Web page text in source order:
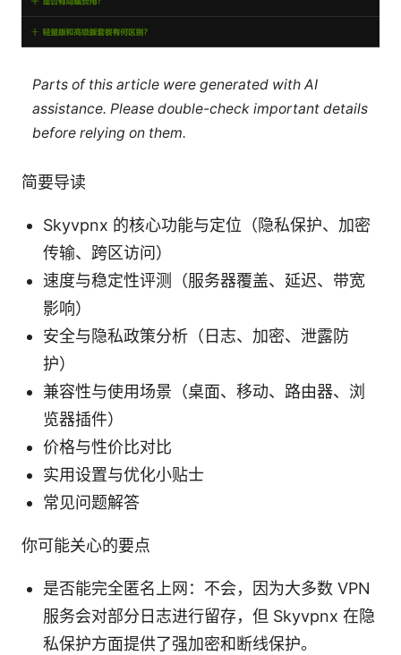
Parts of this article were generated with AI
assistance. Please double-check important details
before relying on them.
简要导读
Skyvpnx 的核心功能与定位（隐私保护、加密
传输、跨区访问）
速度与稳定性评测（服务器覆盖、延迟、带宽
影响）
安全与隐私政策分析（日志、加密、泄露防
护）
兼容性与使用场景（桌面、移动、路由器、浏
览器插件）
价格与性价比对比
实用设置与优化小贴士
常见问题解答
你可能关心的要点
是否能完全匿名上网：不会，因为大多数 VPN
服务会对部分日志进行留存，但 Skyvpnx 在隐
私保护方面提供了强加密和断线保护。